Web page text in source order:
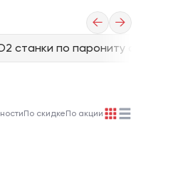
← →
станки по парониту с ЧПУ
По скидкеПо акции